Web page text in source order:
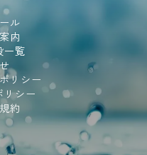
ル
内
一覧
リシー
リシー
約